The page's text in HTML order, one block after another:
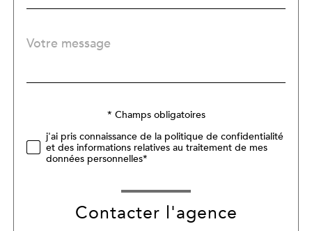
Fieldset
défaut
Message
*
Validation* Champs obligatoires
j'ai pris connaissance de la politique de confidentialité
et des informations relatives au traitement de mes
données personnelles*
Contacter l'agence